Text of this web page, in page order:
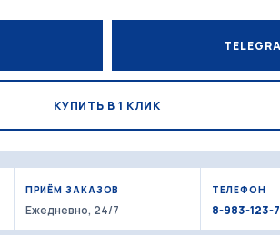
КУПИТЬ В 1 КЛИК
ПРИЁМ ЗАКАЗОВ
Ежедневно, 24/7
ТЕЛЕФОН
8-983-123-